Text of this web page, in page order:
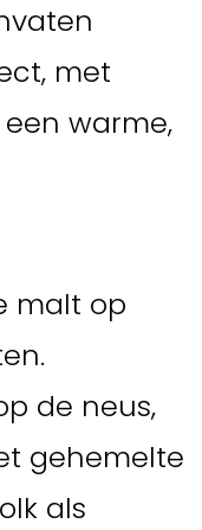
met
warme,
malt op
de neus,
gehemelte
als